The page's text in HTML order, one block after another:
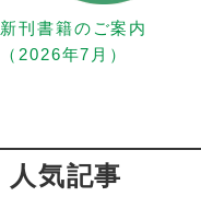
新刊書籍のご案内
（2026年7月）
人気記事